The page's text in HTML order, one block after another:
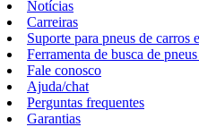
Notícias
Carreiras
Suporte para pneus de carros
Ferramenta de busca de
Fale conosco
Ajuda/chat
Perguntas frequentes
Garantias